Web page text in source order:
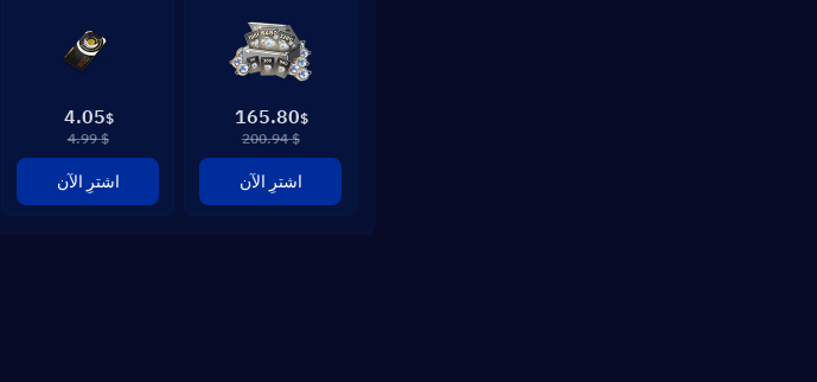
$
165.80
$ 200.94
اشترِ الآن
$
4.05
$ 4.99
اشترِ الآن